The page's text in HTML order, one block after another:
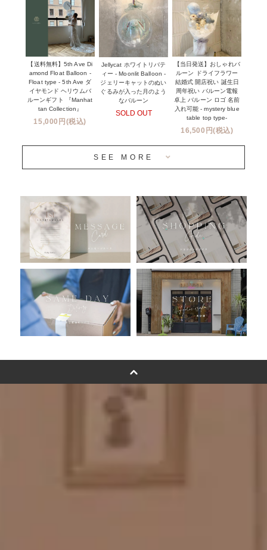
１１０００円以上
NEW YORK MIND - ニューヨークスタイルバルーン
※コンフェッティバルーン -プリント内容-
ウェディングコンフェッティバルーン特集
実店舗について -大阪 堀江店・名古屋 星ヶ丘店・滋賀 配送
センター店・沖縄 嘉手納基地店-
プリントサービス
前撮り写真バルーン特集
姉妹店＆関連ショップについて
安心のチャビーバルーン
おすすめ商品
バルーン自動販売機
浮くバルーンオーダーメイド - coming soonn -
卓上バルーンオーダーメイド
ムーンリットバルーンについて
その他オーダーメイド
バルーンフラワーブーケについて
【送料無料】5th Ave Di
amond Float Balloon -
Float type - 5th Ave ダ
イヤモンド ヘリウムバ
ルーンギフト 『Manhat
tan Collection』
15,000円(税込)
Jellycat ホワイトリバテ
ィー - Moonlit Balloon -
ジェリーキャットのぬい
ぐるみが入った月のよう
なバルーン
SOLD OUT
【当日発送】おしゃれバ
ルーン ドライフラワー
結婚式 開店祝い 誕生日
周年祝い バルーン電報
卓上 バルーン ロゴ 名前
入れ可能 - mystery blue
table top type-
16,500円(税込)
SEE MORE